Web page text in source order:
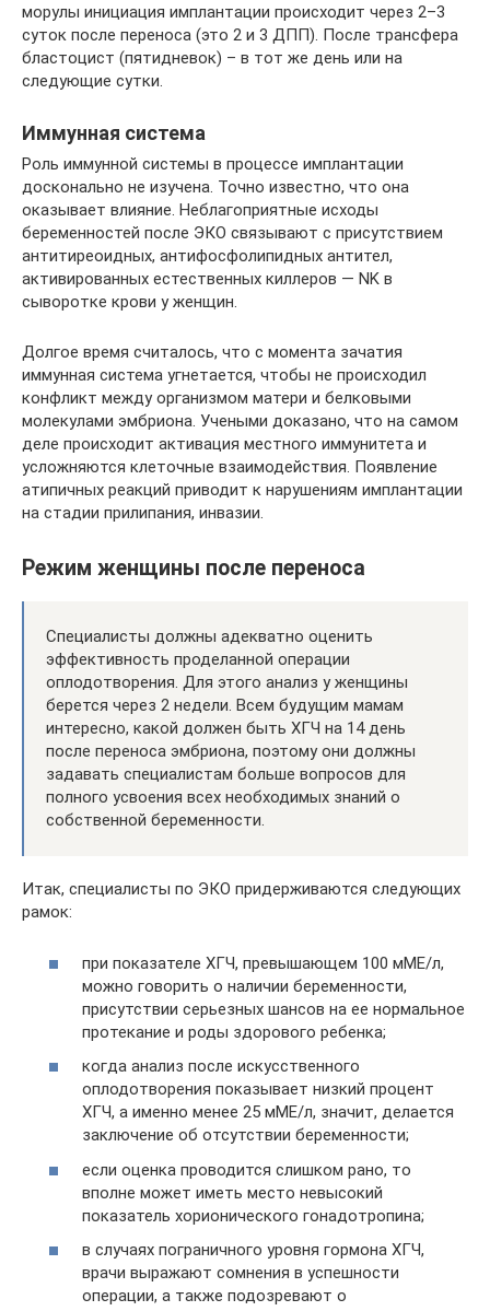
морулы инициация имплантации происходит через 2–3
суток после переноса (это 2 и 3 ДПП). После трансфера
бластоцист (пятидневок) – в тот же день или на
следующие сутки.
Иммунная система
Роль иммунной системы в процессе имплантации
досконально не изучена. Точно известно, что она
оказывает влияние. Неблагоприятные исходы
беременностей после ЭКО связывают с присутствием
антитиреоидных, антифосфолипидных антител,
активированных естественных киллеров — NK в
сыворотке крови у женщин.
Долгое время считалось, что с момента зачатия
иммунная система угнетается, чтобы не происходил
конфликт между организмом матери и белковыми
молекулами эмбриона. Учеными доказано, что на самом
деле происходит активация местного иммунитета и
усложняются клеточные взаимодействия. Появление
атипичных реакций приводит к нарушениям имплантации
на стадии прилипания, инвазии.
Режим женщины после переноса
Специалисты должны адекватно оценить
эффективность проделанной операции
оплодотворения. Для этого анализ у женщины
берется через 2 недели. Всем будущим мамам
интересно, какой должен быть ХГЧ на 14 день
после переноса эмбриона, поэтому они должны
задавать специалистам больше вопросов для
полного усвоения всех необходимых знаний о
собственной беременности.
Итак, специалисты по ЭКО придерживаются следующих
рамок:
при показателе ХГЧ, превышающем 100 мМЕ/л,
можно говорить о наличии беременности,
присутствии серьезных шансов на ее нормальное
протекание и роды здорового ребенка;
когда анализ после искусственного
оплодотворения показывает низкий процент
ХГЧ, а именно менее 25 мМЕ/л, значит, делается
заключение об отсутствии беременности;
если оценка проводится слишком рано, то
вполне может иметь место невысокий
показатель хорионического гонадотропина;
в случаях пограничного уровня гормона ХГЧ,
врачи выражают сомнения в успешности
операции, а также подозревают о